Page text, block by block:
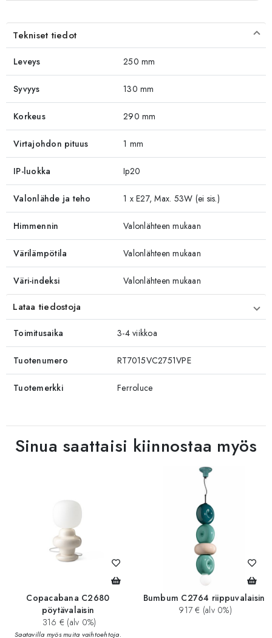
Tekniset tiedot
Leveys 250 mm
Syvyys 130 mm
Korkeus 290 mm
Virtajohdon pituus 1 mm
IP-luokka Ip20
Valonlähde ja teho 1 x E27, Max. 53W (ei sis.)
Himmennin Valonlähteen mukaan
Värilämpötila Valonlähteen mukaan
Väri-indeksi Valonlähteen mukaan
Lataa tiedostoja
Toimitusaika 3-4 viikkoa
Tuotenumero RT7015VC2751VPE
Tuotemerkki Ferroluce
Sinua saattaisi kiinnostaa myös
Copacabana C2680
pöytävalaisin
316 € (alv 0%)
Saatavilla myös muita vaihtoehtoja.
Bumbum C2764 riippuvalaisin
917 € (alv 0%)